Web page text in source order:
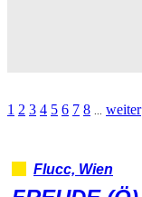
1 2 3 4 5 6 7 8 weiter
Flucc,Wien